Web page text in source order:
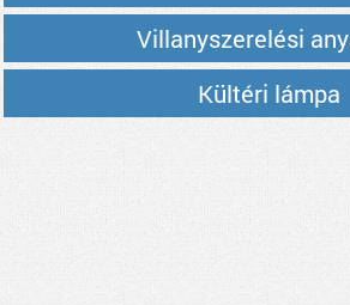
Villanyszerelési
Kültéri lámpa